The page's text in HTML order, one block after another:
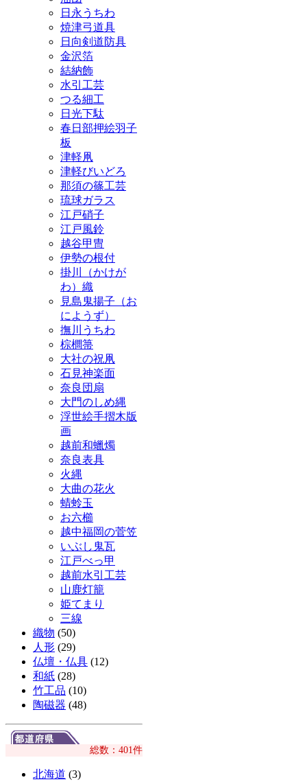
日永うちわ
焼津弓道具
日向剣道防具
金沢箔
結納飾
水引工芸
つる細工
日光下駄
春日部押絵羽子
板
津軽凧
津軽びいどろ
那須の篠工芸
琉球ガラス
江戸硝子
江戸風鈴
越谷甲冑
伊勢の根付
掛川（かけが
わ）織
見島鬼揚子（お
にようず）
撫川うちわ
棕櫚箒
大社の祝凧
石見神楽面
奈良団扇
大門のしめ縄
浮世絵手摺木版
画
越前和蠟燭
奈良表具
火縄
大曲の花火
蜻蛉玉
お六櫛
越中福岡の菅笠
いぶし鬼瓦
江戸べっ甲
越前水引工芸
山鹿灯籠
姫てまり
三線
織物 (50)
人形 (29)
仏壇・仏具 (12)
和紙 (28)
竹工品 (10)
陶磁器 (48)
総数：401件
北海道 (3)